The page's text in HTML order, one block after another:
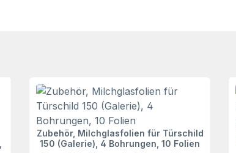
Zubehör, Milchglasfolien für Türschild
150 (Galerie), 4 Bohrungen, 10 Folien